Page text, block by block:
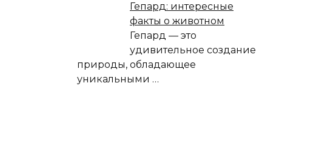
Гепард: интересные
факты о животном
Гепард — это
удивительное создание
природы, обладающее
уникальными …